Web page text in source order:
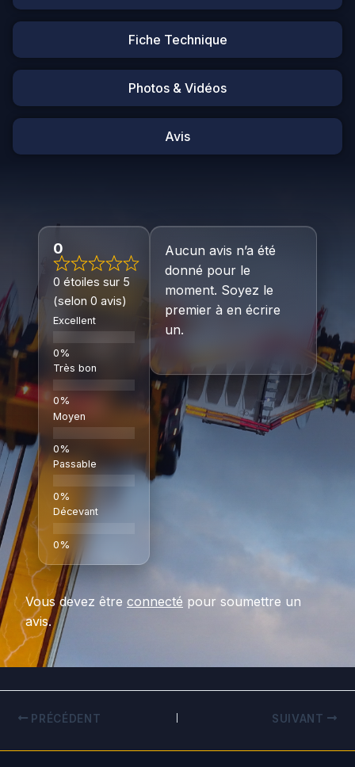
Fiche Technique
Photos & Vidéos
Avis
0
0 étoiles sur 5
(selon 0 avis)
Excellent
Très bon
Moyen
Passable
Décevant
Aucun avis n’a été
donné pour le
moment. Soyez le
premier à en écrire
un.
Vous devez être connecté pour soumettre un
avis.
PRÉCÉDENT SUIVANT